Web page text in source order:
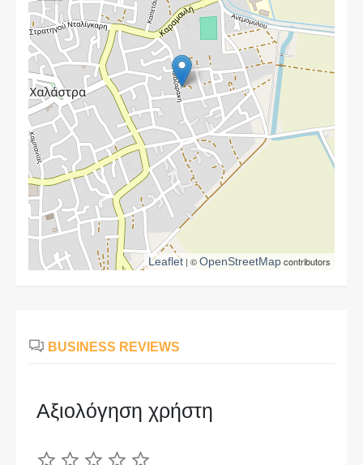
Leaflet | ©OpenStreetMapcontributors
BUSINESS REVIEWS
Αξιολόγηση χρήστη